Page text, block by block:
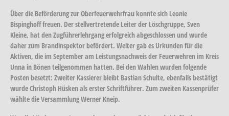
Über die Beförderung zur Oberfeuerwehrfrau konnte sich Leonie
Bispinghoff freuen. Der stellvertretende Leiter der Löschgruppe, Sven
Kleine, hat den Zugführerlehrgang erfolgreich abgeschlossen und wurde
daher zum Brandinspektor befördert. Weiter gab es Urkunden für die
Aktiven, die im September am Leistungsnachweis der Feuerwehren im Kreis
Unna in Bönen teilgenommen hatten. Bei den Wahlen wurden folgende
Posten besetzt: Zweiter Kassierer bleibt Bastian Schulte, ebenfalls bestätigt
wurde Christoph Hüsken als erster Schriftführer. Zum zweiten Kassenprüfer
wählte die Versammlung Werner Kneip.